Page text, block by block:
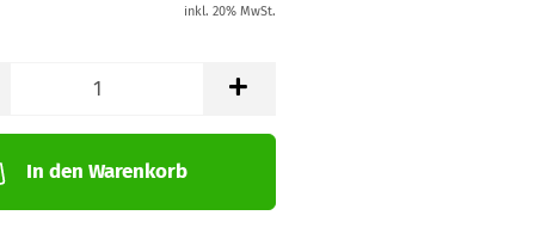
inkl. 20% MwSt.
In den Warenkorb